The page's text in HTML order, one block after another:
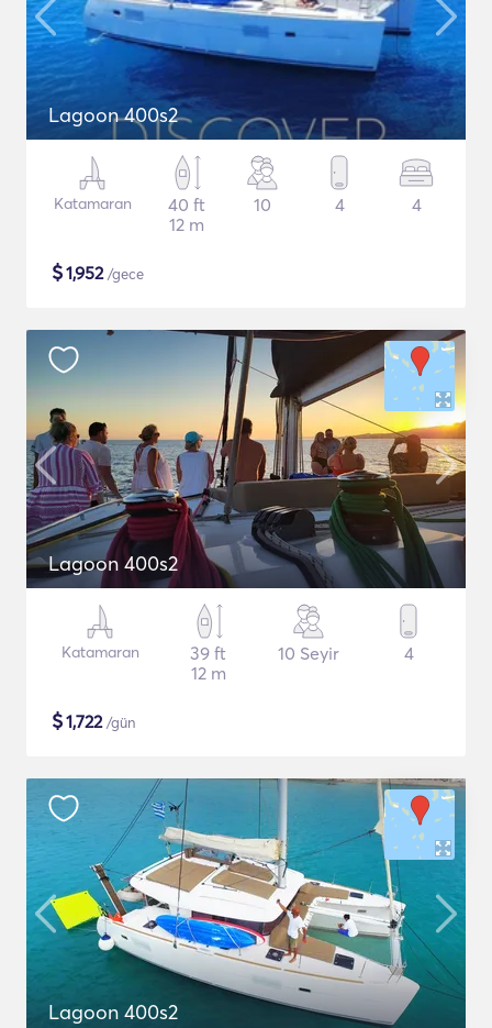
Lagoon 400s2
Katamaran
40 ft
12 m
10 4 4
$1,952/gece
Lagoon 400s2
Katamaran
39 ft
12 m
10 Seyir 4
$1,722/gün
Lagoon 400s2